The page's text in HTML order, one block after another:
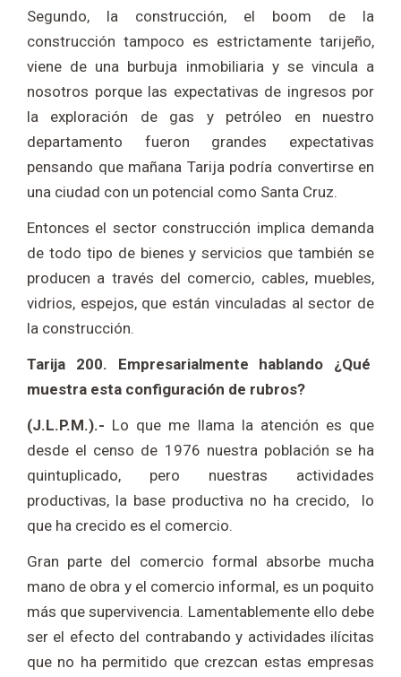
Segundo, la construcción, el boom de la
construcción tampoco es estrictamente tarijeño,
viene de una burbuja inmobiliaria y se vincula a
nosotros porque las expectativas de ingresos por
la exploración de gas y petróleo en nuestro
departamento fueron grandes expectativas
pensando que mañana Tarija podría convertirse en
una ciudad con un potencial como Santa Cruz.
Entonces el sector construcción implica demanda
de todo tipo de bienes y servicios que también se
producen a través del comercio, cables, muebles,
vidrios, espejos, que están vinculadas al sector de
la construcción.
Tarija 200. Empresarialmente hablando ¿Qué
muestra esta configuración de rubros?
(J.L.P.M.).- Lo que me llama la atención es que
desde el censo de 1976 nuestra población se ha
quintuplicado, pero nuestras actividades
productivas, la base productiva no ha crecido, lo
que ha crecido es el comercio.
Gran parte del comercio formal absorbe mucha
mano de obra y el comercio informal, es un poquito
más que supervivencia. Lamentablemente ello debe
ser el efecto del contrabando y actividades ilícitas
que no ha permitido que crezcan estas empresas